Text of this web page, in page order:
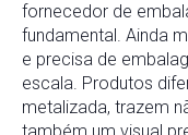
fornecedor de
fundamental. Ainda
e precisa de
escala. Produtos
metalizada, trazem